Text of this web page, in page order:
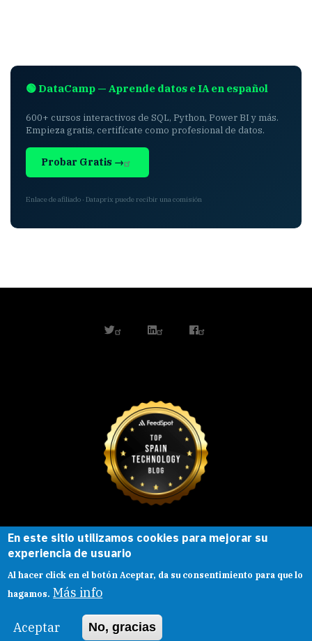
🟢 DataCamp — Aprende datos e IA en español
600+ cursos interactivos de SQL, Python, Power BI y más.
Empieza gratis, certifícate como profesional de datos.
Probar Gratis →
Enlace de afiliado · Dataprix puede recibir una comisión
twitterlinkedinfacebook
Esta obra está bajo una
Creative Commons
Reconocimiento-
CompartirIgual |
En este sitio utilizamos cookies para mejorar su
experiencia de usuario
Al hacer click en el botón Aceptar, da su consentimiento para que lo
hagamos. Más info
Aceptar No, gracias